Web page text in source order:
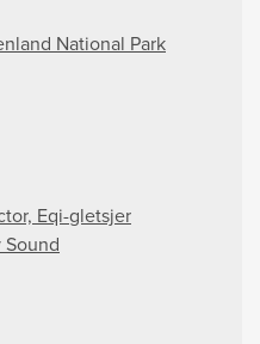
National Park
Eqi-gletsjer